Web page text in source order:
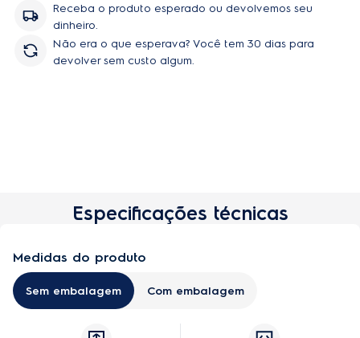
Receba o produto esperado ou devolvemos seu
dinheiro.
Não era o que esperava? Você tem 30 dias para
devolver sem custo algum.
Especificações técnicas
Medidas do produto
Sem embalagem Com embalagem